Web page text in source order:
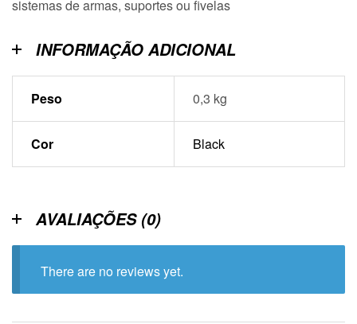
sistemas de armas, suportes ou fivelas
INFORMAÇÃO ADICIONAL
Peso 0,3 kg
Cor Black
AVALIAÇÕES (0)
There are no reviews yet.